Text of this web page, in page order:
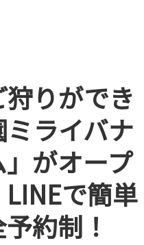
りができ
ライバナ
がオープ
で簡単
約制！